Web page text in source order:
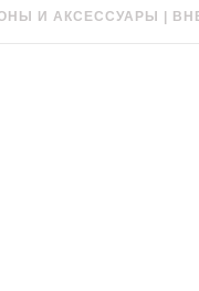
И АКСЕССУАРЫ